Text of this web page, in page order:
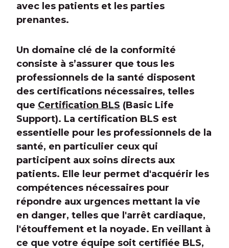
avec les patients et les parties
prenantes.
Un domaine clé de la conformité
consiste à s’assurer que tous les
professionnels de la santé disposent
des certifications nécessaires, telles
que Certification BLS (Basic Life
Support). La certification BLS est
essentielle pour les professionnels de la
santé, en particulier ceux qui
participent aux soins directs aux
patients. Elle leur permet d'acquérir les
compétences nécessaires pour
répondre aux urgences mettant la vie
en danger, telles que l'arrêt cardiaque,
l'étouffement et la noyade. En veillant à
ce que votre équipe soit certifiée BLS,